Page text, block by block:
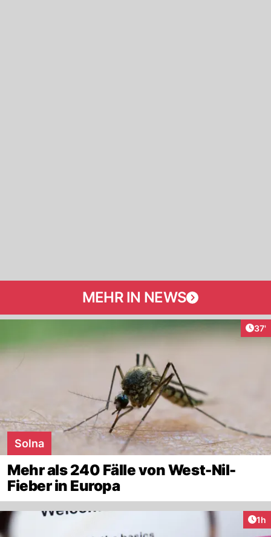
MEHR IN NEWS
37'
Solna
Mehr als 240 Fälle von West-Nil-
Fieber in Europa
1h